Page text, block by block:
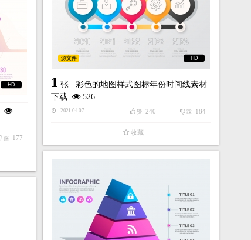
HD
源文件
1 张 彩色的地图样式图标年份时间线素材
下载
526
2021-04-07 踩 184
赞 240
收藏
HD
踩 177